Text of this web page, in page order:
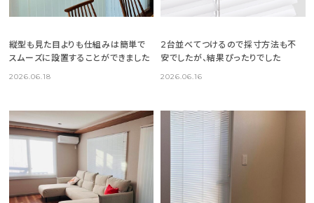
縦型も見た目よりも仕組みは簡単で
スムーズに設置することができました
2026.06.18
2台並べてつけるので採寸方法も不
安でしたが、結果ぴったりでした
2026.06.16